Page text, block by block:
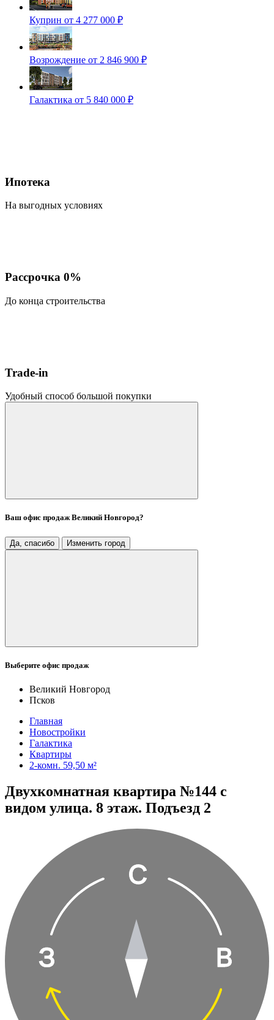
Куприн от 4 277 000 ₽
Возрождение от 2 846 900 ₽
Галактика от 5 840 000 ₽
Ипотека
На выгодных условиях
Рассрочка 0%
До конца строительства
Trade-in
Удобный способ большой покупки
Ваш офис продажВеликий Новгород?
Да, спасибо Изменить город
Выберите офис продаж
Великий Новгород
Псков
Главная
Новостройки
Галактика
Квартиры
2-комн. 59,50 м²
Двухкомнатная квартира №144 с
видом улица. 8 этаж. Подъезд 2